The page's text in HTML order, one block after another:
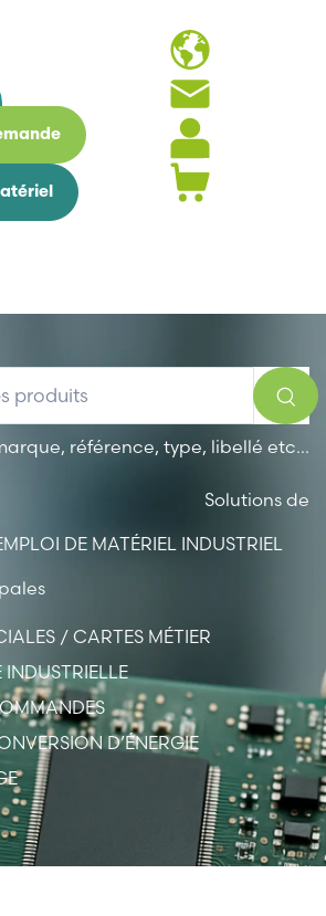
référence, type, libellé etc...
Solutions de
DE MATÉRIEL INDUSTRIEL
/ CARTES MÉTIER
D’ÉNERGIE